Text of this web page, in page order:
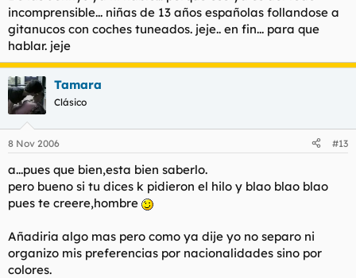
incomprensible... niñas de 13 años españolas follandose a
gitanucos con coches tuneados. jeje.. en fin... para que
hablar. jeje
Tamara
Clásico
8 Nov 2006 #13
a...pues que bien,esta bien saberlo.
pero bueno si tu dices k pidieron el hilo y blao blao blao
pues te creere,hombre
Añadiria algo mas pero como ya dije yo no separo ni
organizo mis preferencias por nacionalidades sino por
colores.